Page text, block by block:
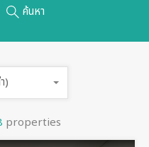
ค้นหา
properties
)